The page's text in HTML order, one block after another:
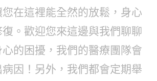
在這裡能全然的放鬆，身心
。歡迎您來這邊與我們聊聊
的困擾，我們的醫療團隊會
因！另外，我們都會定期舉